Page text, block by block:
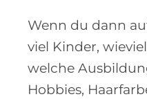
Wenn du dann
viel Kinder,
welche
Hobbies,